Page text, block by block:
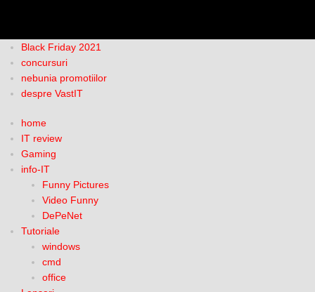
Black Friday 2021
concursuri
nebunia promotiilor
despre VastIT
home
IT review
Gaming
info-IT
Funny Pictures
Video Funny
DePeNet
Tutoriale
windows
cmd
office